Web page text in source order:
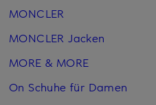
MONCLER
MONCLER Jacken
MORE & MORE
On Schuhe für Damen